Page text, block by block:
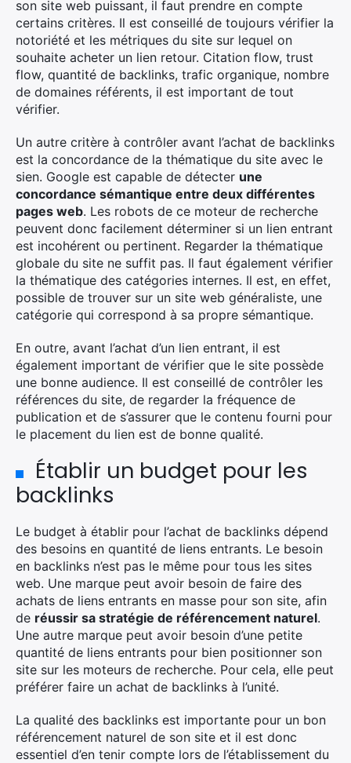
son site web puissant, il faut prendre en compte
certains critères. Il est conseillé de toujours vérifier la
notoriété et les métriques du site sur lequel on
souhaite acheter un lien retour. Citation flow, trust
flow, quantité de backlinks, trafic organique, nombre
de domaines référents, il est important de tout
vérifier.
Un autre critère à contrôler avant l’achat de backlinks
est la concordance de la thématique du site avec le
sien. Google est capable de détecter une
concordance sémantique entre deux différentes
pages web. Les robots de ce moteur de recherche
peuvent donc facilement déterminer si un lien entrant
est incohérent ou pertinent. Regarder la thématique
globale du site ne suffit pas. Il faut également vérifier
la thématique des catégories internes. Il est, en effet,
possible de trouver sur un site web généraliste, une
catégorie qui correspond à sa propre sémantique.
En outre, avant l’achat d’un lien entrant, il est
également important de vérifier que le site possède
une bonne audience. Il est conseillé de contrôler les
références du site, de regarder la fréquence de
publication et de s’assurer que le contenu fourni pour
le placement du lien est de bonne qualité.
Établir un budget pour les
backlinks
Le budget à établir pour l’achat de backlinks dépend
des besoins en quantité de liens entrants. Le besoin
en backlinks n’est pas le même pour tous les sites
web. Une marque peut avoir besoin de faire des
achats de liens entrants en masse pour son site, afin
de réussir sa stratégie de référencement naturel.
Une autre marque peut avoir besoin d’une petite
quantité de liens entrants pour bien positionner son
site sur les moteurs de recherche. Pour cela, elle peut
préférer faire un achat de backlinks à l’unité.
La qualité des backlinks est importante pour un bon
référencement naturel de son site et il est donc
essentiel d’en tenir compte lors de l’établissement du
×
Rechercher
: